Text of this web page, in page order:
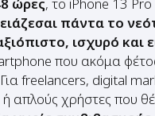
ισχυρό και
που ακόμα
Για freelancers, digital
απλούς χρήστες που
χωρίς συμβιβασμούς
κρατάει τον ρυθμό.